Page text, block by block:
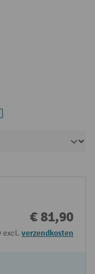
€ 81,90
excl. verzendkosten